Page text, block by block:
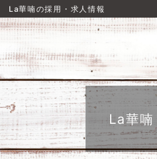
La華喃の採用・求人情報
La華喃